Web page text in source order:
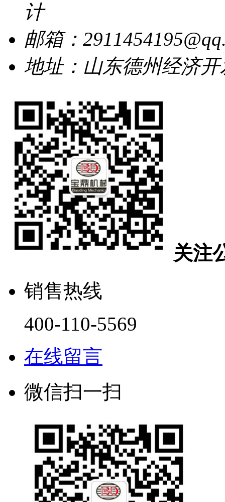
计
邮箱：
地址：山东德州经济
关注
销售热线
400-110-5569
在线留言
微信扫一扫